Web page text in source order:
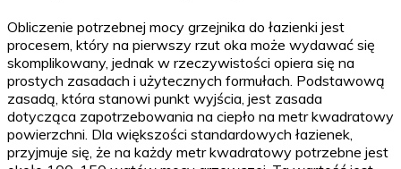
Obliczenie potrzebnej mocy grzejnika do łazienki jest
procesem, który na pierwszy rzut oka może wydawać się
skomplikowany, jednak w rzeczywistości opiera się na
prostych zasadach i użytecznych formułach. Podstawową
zasadą, która stanowi punkt wyjścia, jest zasada
dotycząca zapotrzebowania na ciepło na metr kwadratowy
powierzchni. Dla większości standardowych łazienek,
przyjmuje się, że na każdy metr kwadratowy potrzebne jest